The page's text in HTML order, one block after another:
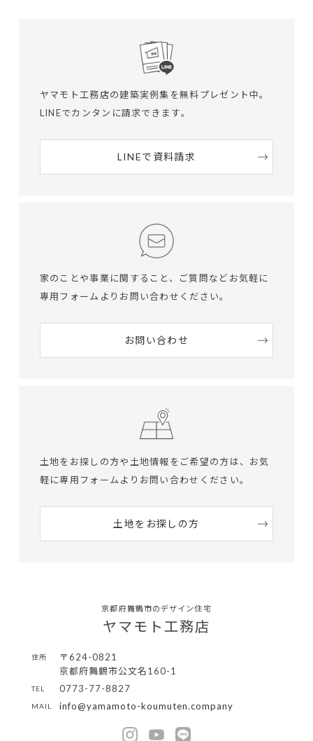
ヤマモト工務店の建築実例集を無料プレゼント中。
LINEでカンタンに請求できます。
LINEで資料請求
家のことや事業に関すること、ご質問など お気軽に
専用フォームよりお問い合わせください。
お問い合わせ
土地をお探しの方や土地情報をご希望の方は、 お気
軽に専用フォームよりお問い合わせください。
土地をお探しの方
京都府舞鶴市のデザイン住宅
ヤマモト工務店
住所
〒624-0821
京都府舞鶴市公文名160-1
TEL 0773-77-8827
MAIL info@yamamoto-koumuten.company